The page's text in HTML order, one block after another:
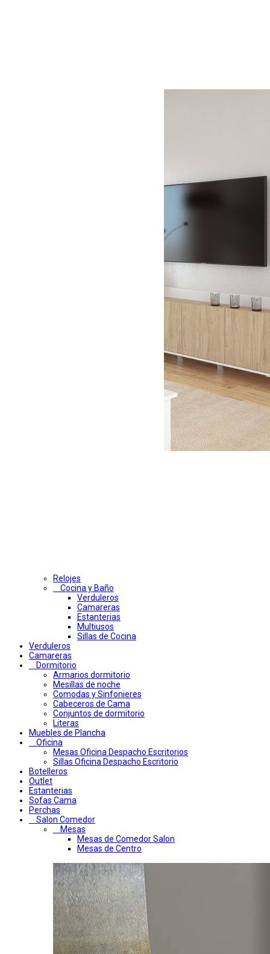
Relojes
Cocina y Baño
Verduleros
Camareras
Estanterias
Multiusos
Sillas de Cocina
Verduleros
Camareras
Dormitorio
Armarios dormitorio
Mesillas de noche
Comodas y Sinfonieres
Cabeceros de Cama
Conjuntos de dormitorio
Literas
Muebles de Plancha
Oficina
Mesas Oficina Despacho Escritorios
Sillas Oficina Despacho Escritorio
Botelleros
Outlet
Estanterias
Sofas Cama
Perchas
Salon Comedor
Mesas
Mesas de Comedor Salon
Mesas de Centro